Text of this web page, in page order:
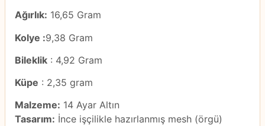
Ağırlık: 16,65 Gram
Kolye :9,38 Gram
Bileklik : 4,92 Gram
Küpe : 2,35 gram
Malzeme: 14 Ayar Altın
Tasarım: İnce işçilikle hazırlanmış mesh (örgü)